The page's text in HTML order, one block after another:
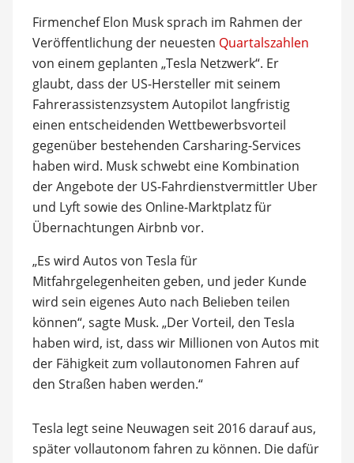
Firmenchef Elon Musk sprach im Rahmen der
Veröffentlichung der neuesten Quartalszahlen
von einem geplanten „Tesla Netzwerk“. Er
glaubt, dass der US-Hersteller mit seinem
Fahrerassistenzsystem Autopilot langfristig
einen entscheidenden Wettbewerbsvorteil
gegenüber bestehenden Carsharing-Services
haben wird. Musk schwebt eine Kombination
der Angebote der US-Fahrdienstvermittler Uber
und Lyft sowie des Online-Marktplatz für
Übernachtungen Airbnb vor.
„Es wird Autos von Tesla für
Mitfahrgelegenheiten geben, und jeder Kunde
wird sein eigenes Auto nach Belieben teilen
können“, sagte Musk. „Der Vorteil, den Tesla
haben wird, ist, dass wir Millionen von Autos mit
der Fähigkeit zum vollautonomen Fahren auf
den Straßen haben werden.“
Tesla legt seine Neuwagen seit 2016 darauf aus,
später vollautonom fahren zu können. Die dafür